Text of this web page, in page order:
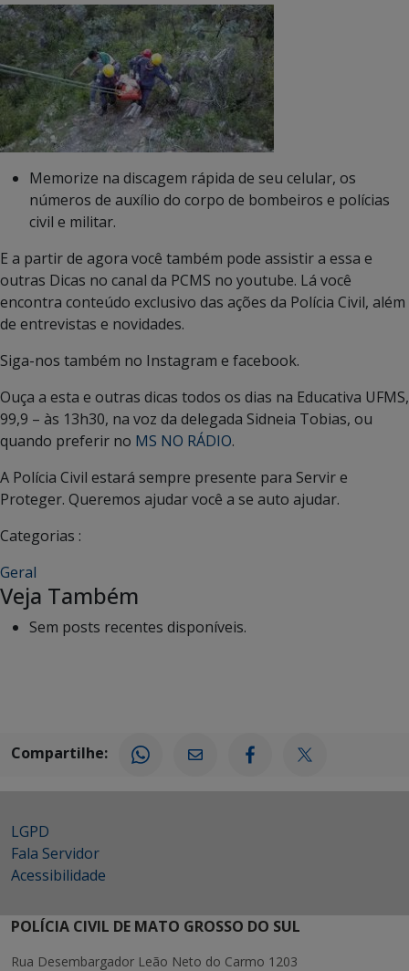
Memorize na discagem rápida de seu celular, os
números de auxílio do corpo de bombeiros e polícias
civil e militar.
E a partir de agora você também pode assistir a essa e
outras Dicas no canal da PCMS no youtube. Lá você
encontra conteúdo exclusivo das ações da Polícia Civil, além
de entrevistas e novidades.
Siga-nos também no Instagram e facebook.
Ouça a esta e outras dicas todos os dias na Educativa UFMS,
99,9 – às 13h30, na voz da delegada Sidneia Tobias, ou
quando preferir no MS NO RÁDIO.
A Polícia Civil estará sempre presente para Servir e
Proteger. Queremos ajudar você a se auto ajudar.
Categorias :
Geral
Veja Também
Sem posts recentes disponíveis.
Compartilhe:
LGPD
Fala Servidor
Acessibilidade
POLÍCIA CIVIL DE MATO GROSSO DO SUL
Rua Desembargador Leão Neto do Carmo 1203